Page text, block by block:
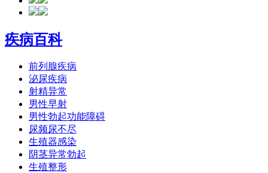
疾病百科
前列腺疾病
泌尿疾病
射精异常
男性早射
男性勃起功能障碍
尿频尿不尽
生殖器感染
阴茎异常勃起
生殖整形